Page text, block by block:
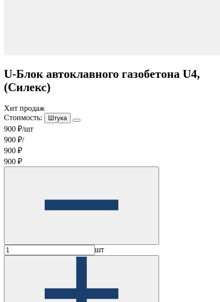
U-Блок автоклавного газобетона U4,
(Силекс)
Хит продаж
Стоимость:
Штука
900 ₽/шт
900 ₽/
900 ₽
900 ₽
шт